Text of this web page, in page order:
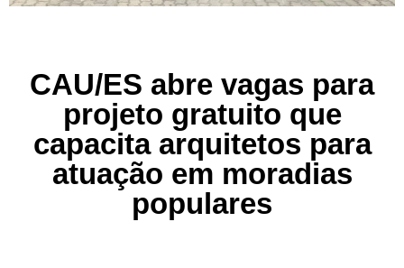
CAU/ES abre vagas para
projeto gratuito que
capacita arquitetos para
atuação em moradias
populares